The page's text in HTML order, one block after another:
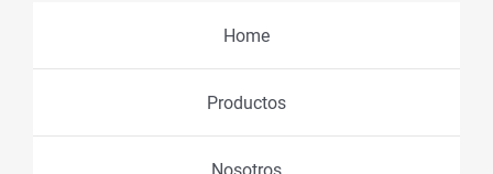
Home
Productos
Nosotros